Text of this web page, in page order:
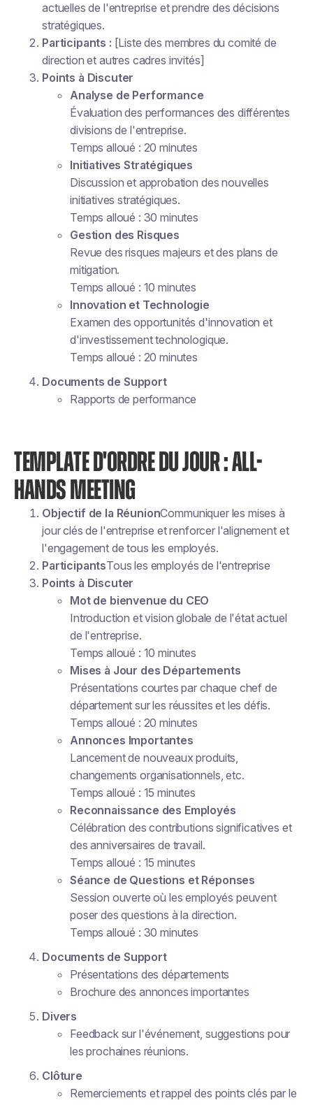
actuelles de l'entreprise et prendre des décisions
stratégiques.
Participants : [Liste des membres du comité de
direction et autres cadres invités]
Points à Discuter
Analyse de Performance
Évaluation des performances des différentes
divisions de l'entreprise.
Temps alloué : 20 minutes
Initiatives Stratégiques
Discussion et approbation des nouvelles
initiatives stratégiques.
Temps alloué : 30 minutes
Gestion des Risques
Revue des risques majeurs et des plans de
mitigation.
Temps alloué : 10 minutes
Innovation et Technologie
Examen des opportunités d'innovation et
d'investissement technologique.
Temps alloué : 20 minutes
Documents de Support
Rapports de performance
TEMPLATE D'ORDRE DU JOUR : ALL-
HANDS MEETING
Objectif de la RéunionCommuniquer les mises à
jour clés de l'entreprise et renforcer l'alignement et
l'engagement de tous les employés.
ParticipantsTous les employés de l'entreprise
Points à Discuter
Mot de bienvenue du CEO
Introduction et vision globale de l'état actuel
de l'entreprise.
Temps alloué : 10 minutes
Mises à Jour des Départements
Présentations courtes par chaque chef de
département sur les réussites et les défis.
Temps alloué : 20 minutes
Annonces Importantes
Lancement de nouveaux produits,
changements organisationnels, etc.
Temps alloué : 15 minutes
Reconnaissance des Employés
Célébration des contributions significatives et
des anniversaires de travail.
Temps alloué : 15 minutes
Séance de Questions et Réponses
Session ouverte où les employés peuvent
poser des questions à la direction.
Temps alloué : 30 minutes
Documents de Support
Présentations des départements
Brochure des annonces importantes
Divers
Feedback sur l'événement, suggestions pour
les prochaines réunions.
Clôture
Remerciements et rappel des points clés par le